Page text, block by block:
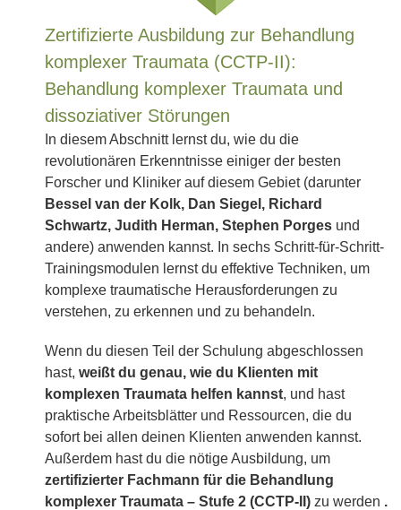
Zertifizierte Ausbildung zur Behandlung
komplexer Traumata (CCTP-II):
Behandlung komplexer Traumata und
dissoziativer Störungen
In diesem Abschnitt lernst du, wie du die
revolutionären Erkenntnisse einiger der besten
Forscher und Kliniker auf diesem Gebiet (darunter
Bessel van der Kolk, Dan Siegel, Richard
Schwartz, Judith Herman, Stephen Porges und
andere) anwenden kannst. In sechs Schritt-für-Schritt-
Trainingsmodulen lernst du effektive Techniken, um
komplexe traumatische Herausforderungen zu
verstehen, zu erkennen und zu behandeln.
Wenn du diesen Teil der Schulung abgeschlossen
hast, weißt du genau, wie du Klienten mit
komplexen Traumata helfen kannst, und hast
praktische Arbeitsblätter und Ressourcen, die du
sofort bei allen deinen Klienten anwenden kannst.
Außerdem hast du die nötige Ausbildung, um
zertifizierter Fachmann für die Behandlung
komplexer Traumata – Stufe 2 (CCTP-II) zu werden .